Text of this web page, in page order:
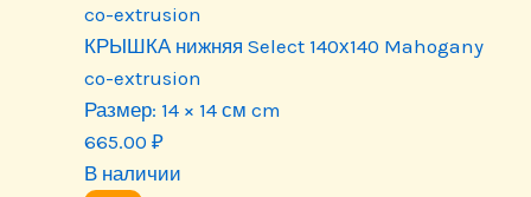
co-extrusion
КРЫШКА нижняя Select 140х140 Mahogany
co-extrusion
Размер: 14 × 14 см cm
665.00 ₽
В наличии